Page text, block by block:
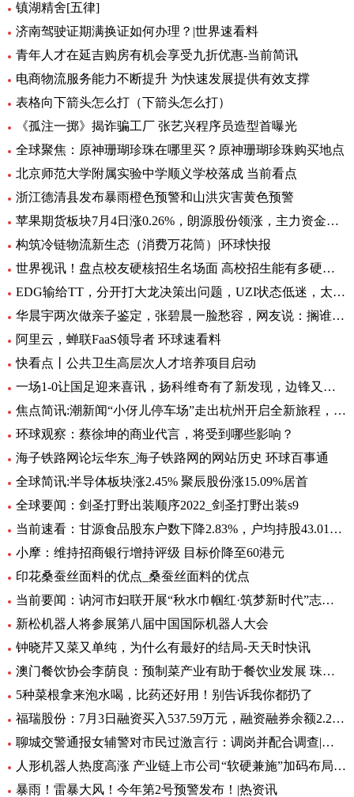
镇湖精舍[五律]
济南驾驶证期满换证如何办理？|世界速看料
青年人才在延吉购房有机会享受九折优惠-当前简讯
电商物流服务能力不断提升 为快速发展提供有效支撑
表格向下箭头怎么打（下箭头怎么打）
《孤注一掷》揭诈骗工厂 张艺兴程序员造型首曝光
全球聚焦：原神珊瑚珍珠在哪里买？原神珊瑚珍珠购买地点
北京师范大学附属实验中学顺义学校落成 当前看点
浙江德清县发布暴雨橙色预警和山洪灾害黄色预警
苹果期货板块7月4日涨0.26%，朗源股份领涨，主力资金净流出1357.79万元 世界速看
构筑冷链物流新生态（消费万花筒）|环球快报
世界视讯！盘点校友硬核招生名场面 高校招生能有多硬核 基本情况讲解
EDG输给TT，分开打大龙决策出问题，UZI状态低迷，太难玩了
华晨宇两次做亲子鉴定，张碧晨一脸愁容，网友说：搁谁都会不开心|焦点热文
阿里云，蝉联FaaS领导者 环球速看料
快看点丨公共卫生高层次人才培养项目启动
一场1-0让国足迎来喜讯，扬科维奇有了新发现，边锋又添一位猛将|世界热讯
焦点简讯:潮新闻“小伢儿停车场”走出杭州开启全新旅程，在台州10个青少年宫正式上线
环球观察：蔡徐坤的商业代言，将受到哪些影响？
海子铁路网论坛华东_海子铁路网的网站历史 环球百事通
全球简讯:半导体板块涨2.45% 聚辰股份涨15.09%居首
全球要闻：剑圣打野出装顺序2022_剑圣打野出装s9
当前速看：甘源食品股东户数下降2.83%，户均持股43.01万元
小摩：维持招商银行增持评级 目标价降至60港元
印花桑蚕丝面料的优点_桑蚕丝面料的优点
当前要闻：讷河市妇联开展“秋水巾帼红·筑梦新时代”志愿服务活动
新松机器人将参展第八届中国国际机器人大会
钟晓芹又菜又单纯，为什么有最好的结局-天天时快讯
澳门餐饮协会李荫良：预制菜产业有助于餐饮业发展 珠澳要优势互补 焦点
5种菜根拿来泡水喝，比药还好用！别告诉我你都扔了
福瑞股份：7月3日融资买入537.59万元，融资融券余额2.29亿元
聊城交警通报女辅警对市民过激言行：调岗并配合调查|环球快资讯
人形机器人热度高涨 产业链上市公司“软硬兼施”加码布局|环球播资讯
暴雨！雷暴大风！今年第2号预警发布！|热资讯